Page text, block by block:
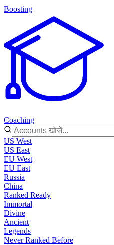
Boosting
Coaching
US West
US East
EU West
EU East
Russia
China
Ranked Ready
Immortal
Divine
Ancient
Legends
Never Ranked Before